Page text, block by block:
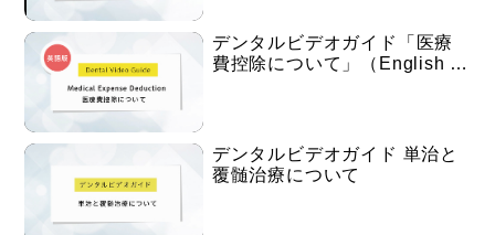
デンタルビデオガイド「医療
費控除について」（English …
デンタルビデオガイド 単治と
覆髄治療について